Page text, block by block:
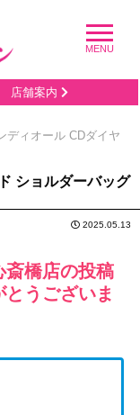
店舗案内
ディオール CDダイヤ
ショルダーバッグ
2025.05.13
斎橋店の投稿
うございま